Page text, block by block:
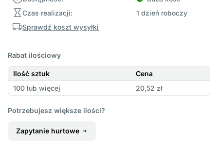
Czas realizacji:
1 dzień roboczy
Sprawdź koszt wysyłki
Rabat ilościowy
Ilość sztuk
Cena
100 lub więcej
20,52 zł
Potrzebujesz większe ilości?
Zapytanie hurtowe